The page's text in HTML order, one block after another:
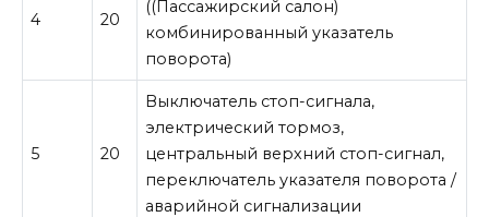
4 20
((Пассажирский салон)
комбинированный указатель
поворота)
5 20
Выключатель стоп-сигнала,
электрический тормоз,
центральный верхний стоп-сигнал,
переключатель указателя поворота /
аварийной сигнализации